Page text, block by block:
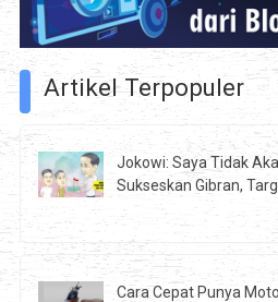
Artikel Terpopuler
Jokowi: Saya Tidak
Sukseskan Gibran,
Cara Cepat Punya